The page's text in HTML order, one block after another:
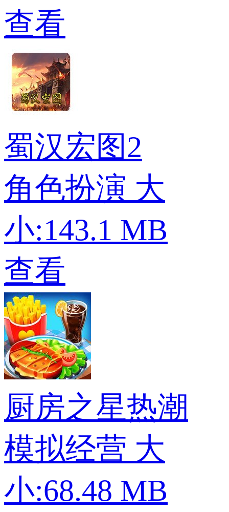
查看
蜀汉宏图2
角色扮演 大
小:143.1 MB
查看
厨房之星热潮
模拟经营 大
小:68.48 MB